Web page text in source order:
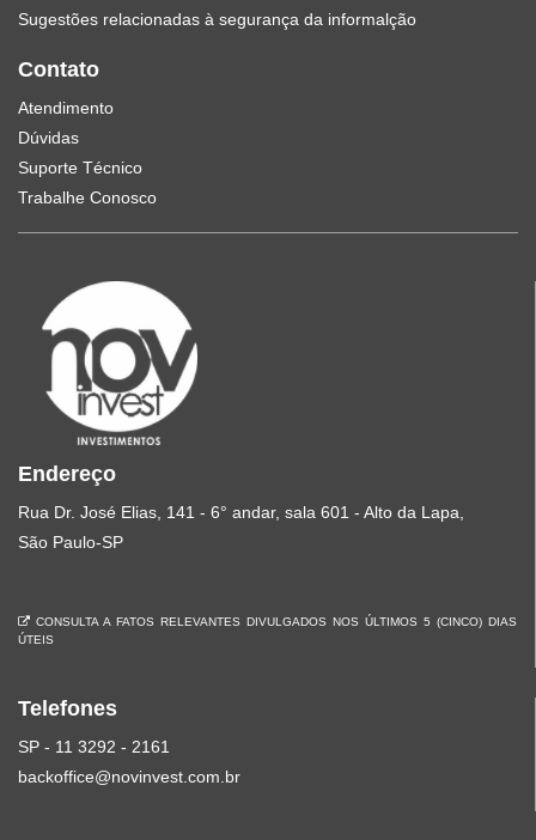
Sugestões relacionadas à segurança da informalção
Contato
Atendimento
Dúvidas
Suporte Técnico
Trabalhe Conosco
Endereço
Rua Dr. José Elias, 141 - 6° andar, sala 601 - Alto da Lapa,
São Paulo-SP
CONSULTA A FATOS RELEVANTES DIVULGADOS NOS ÚLTIMOS 5 (CINCO) DIAS
ÚTEIS
Telefones
SP - 11 3292 - 2161
backoffice@novinvest.com.br